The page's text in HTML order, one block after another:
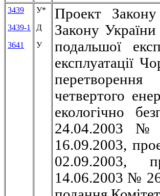
3439
3439-1
3641
У*
Д
У
Проект
Закону
подальшої
експлуатації
четвертого
екологічно
24.04.2003 №
16.09.2003,
02.09.2003,
14.06.2003 №